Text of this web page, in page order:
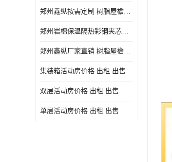
郑州鑫纵按需定制 树脂屋檐装饰塑料琉璃瓦片 中式仿古瓦的特点 价格
郑州岩棉保温隔热彩钢夹芯板 郑州鑫纵支持定做
郑州鑫纵厂家直销 树脂屋檐装饰塑料琉璃瓦片 中式仿古瓦的特点 价格
集装箱活动房价格 出租 出售
双层活动房价格 出租 出售
单层活动房价格 出租 出售